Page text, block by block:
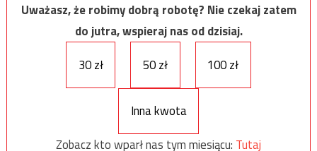
Uważasz, że robimy dobrą robotę? Nie czekaj zatem
do jutra, wspieraj nas od dzisiaj.
30 zł
50 zł 100 zł
Inna kwota
Zobacz kto wparł nas tym miesiącu: Tutaj